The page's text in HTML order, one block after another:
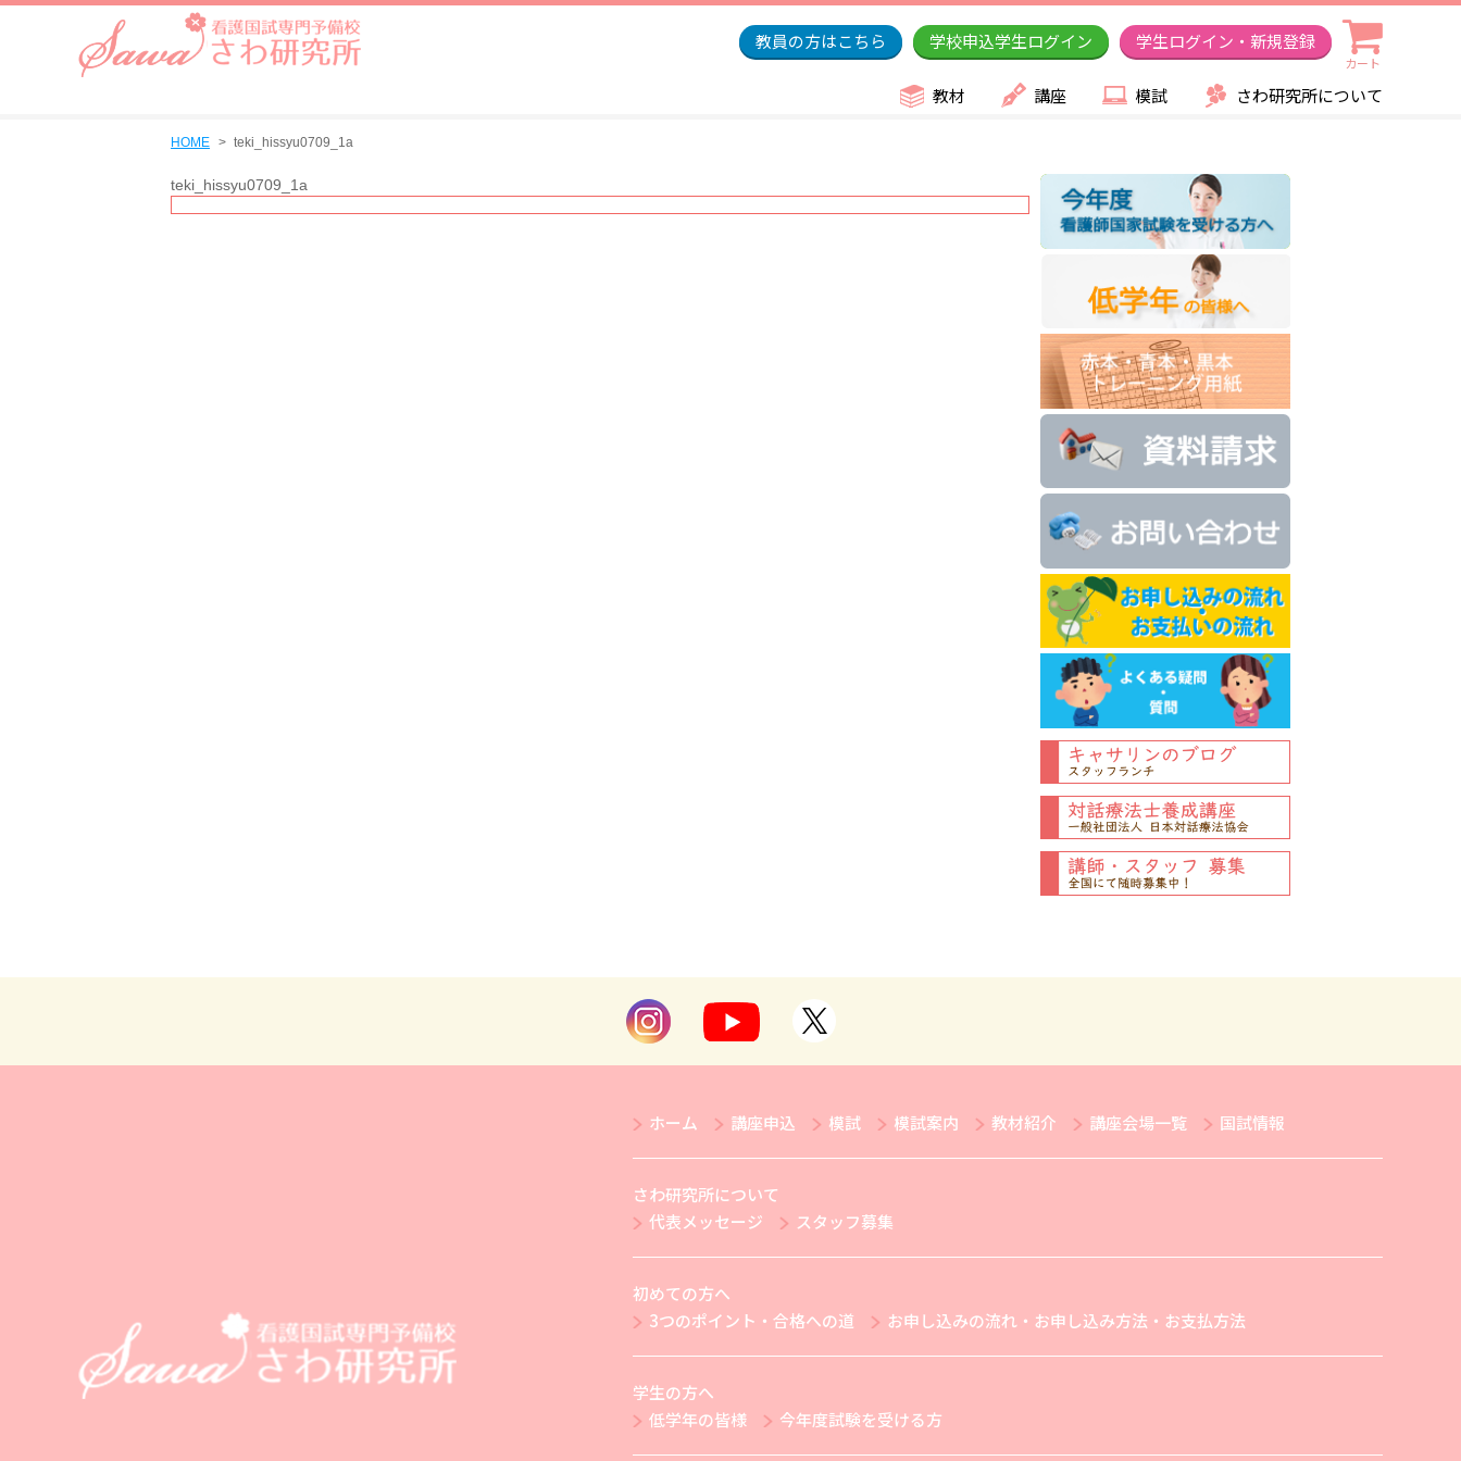
教員の方はこちら 学校申込学生ログイン 学生ログイン・新規登録
カート
教材 講座 模試 さわ研究所について
HOME teki_hissyu0709_1a
teki_hissyu0709_1a
ホーム 講座申込 模試 模試案内 教材紹介 講座会場一覧 国試情報
さわ研究所について
代表メッセージ
スタッフ募集
初めての方へ
3つのポイント・合格への道
お申し込みの流れ・お申し込み方法・お支払方法
学生の方へ
低学年の皆様
今年度試験を受ける方